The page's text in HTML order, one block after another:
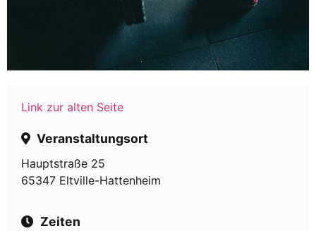
Link zur alten Seite
Veranstaltungsort
Hauptstraße 25
65347 Eltville-Hattenheim
Zeiten